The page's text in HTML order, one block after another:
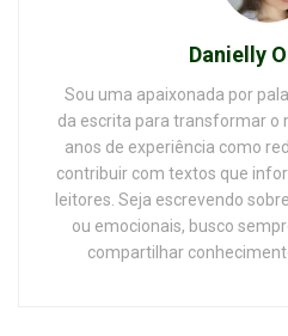
Danielly
Sou uma apaixonada por
da escrita para transformar o
anos de experiência como
contribuir com textos que
leitores. Seja escrevendo
ou emocionais, busco
compartilhar